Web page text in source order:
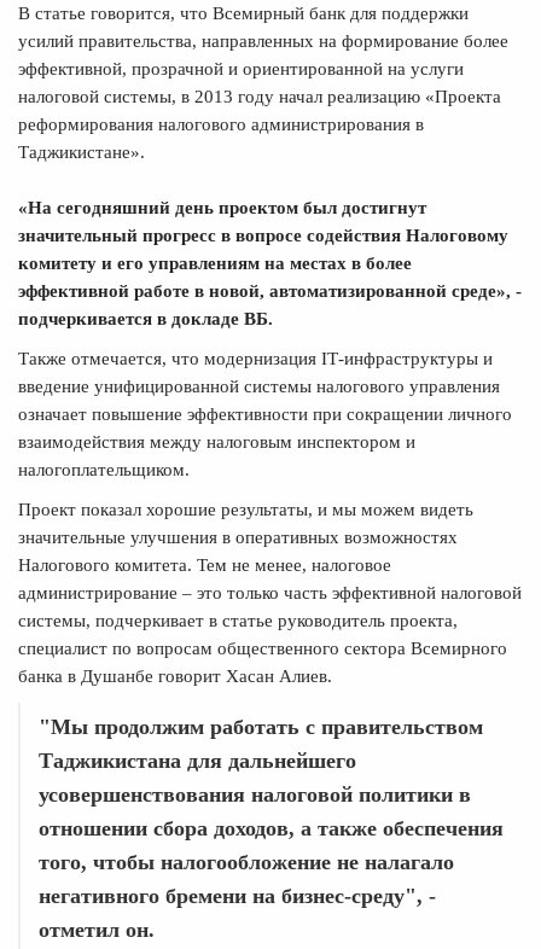
В статье говорится, что Всемирный банк для поддержки
усилий правительства, направленных на формирование более
эффективной, прозрачной и ориентированной на услуги
налоговой системы, в 2013 году начал реализацию «Проекта
реформирования налогового администрирования в
Таджикистане».
«На сегодняшний день проектом был достигнут
значительный прогресс в вопросе содействия Налоговому
комитету и его управлениям на местах в более
эффективной работе в новой, автоматизированной среде», -
подчеркивается в докладе ВБ.
Также отмечается, что модернизация IТ-инфраструктуры и
введение унифицированной системы налогового управления
означает повышение эффективности при сокращении личного
взаимодействия между налоговым инспектором и
налогоплательщиком.
Проект показал хорошие результаты, и мы можем видеть
значительные улучшения в оперативных возможностях
Налогового комитета. Тем не менее, налоговое
администрирование – это только часть эффективной налоговой
системы, подчеркивает в статье руководитель проекта,
специалист по вопросам общественного сектора Всемирного
банка в Душанбе говорит Хасан Алиев.
"Мы продолжим работать с правительством
Таджикистана для дальнейшего
усовершенствования налоговой политики в
отношении сбора доходов, а также обеспечения
того, чтобы налогообложение не налагало
негативного бремени на бизнес-среду", -
отметил он.